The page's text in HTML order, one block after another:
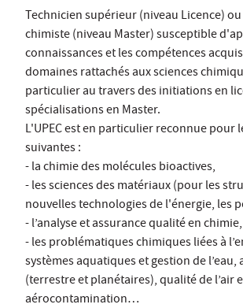
Technicien supérieur (niveau Licence)
chimiste (niveau Master) susceptible
connaissances et les compétences
domaines rattachés aux sciences
particulier au travers des initiations en
spécialisations en Master.
L'UPEC est en particulier reconnue pour
suivantes :
- la chimie des molécules bioactives,
- les sciences des matériaux (pour les
nouvelles technologies de l'énergie, les
- l’analyse et assurance qualité en chimie,
- les problématiques chimiques liées à
systèmes aquatiques et gestion de
(terrestre et planétaires), qualité de l’air
aérocontamination…